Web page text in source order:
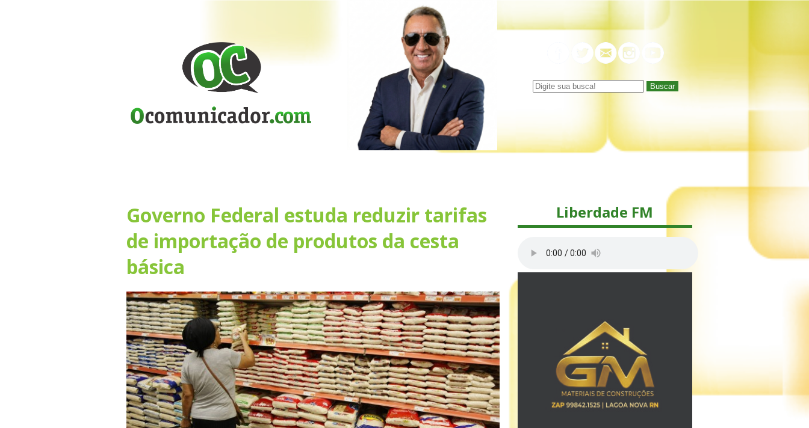
Buscar
Governo Federal estuda reduzir tarifas
de importação de produtos da cesta
básica
Liberdade FM